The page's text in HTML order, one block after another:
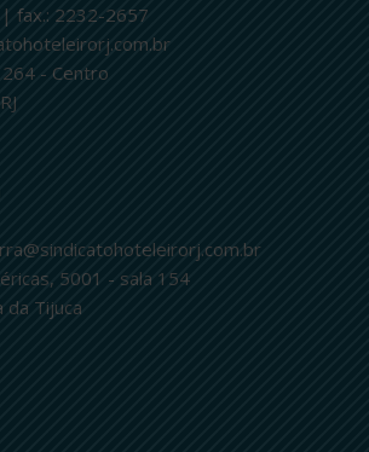
fax.: 2232-2657
264 - Centro
5001 - sala 154
da Tijuca